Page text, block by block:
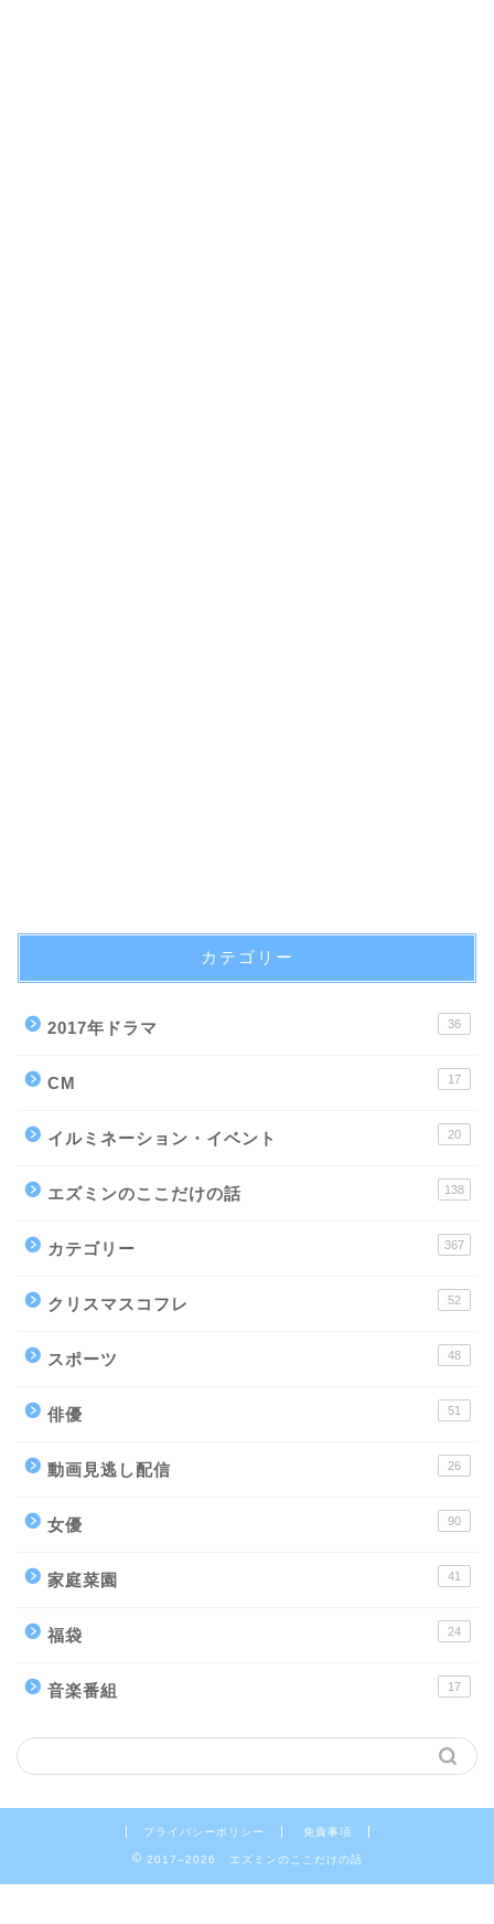
カテゴリー
2017年ドラマ 36
CM 17
イルミネーション・イベント 20
エズミンのここだけの話 138
カテゴリー 367
クリスマスコフレ 52
スポーツ 48
俳優 51
動画見逃し配信 26
女優 90
家庭菜園 41
福袋 24
音楽番組 17
プライバシーポリシー 免責事項
2017–2026 エズミンのここだけの話